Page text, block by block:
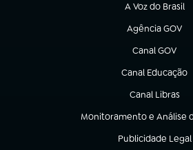
A Voz do Brasil
(abre em nova
Agência GOV
(abre em nova
Canal GOV
(abre em nova
Canal Educação
(abre em nova
Canal Libras
(abre em nova
Monitoramento e Análise
(abre em nova aba)
Publicidade Legal
(abre em nova aba)